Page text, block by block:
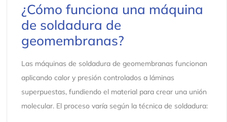
¿Cómo funciona una máquina
de soldadura de
geomembranas?
Las máquinas de soldadura de geomembranas funcionan
aplicando calor y presión controlados a láminas
superpuestas, fundiendo el material para crear una unión
molecular. El proceso varía según la técnica de soldadura: